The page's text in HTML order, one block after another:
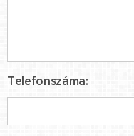
Telefonszáma: